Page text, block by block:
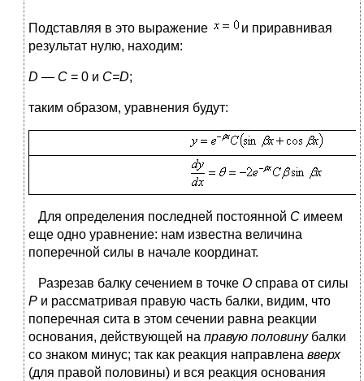
Подставляя в это выражение
и приравнивая
результат нулю, находим:
D — С = 0 и C=D;
таким образом, уравнения будут:
Для определения последней постоянной С имеем
еще одно уравнение: нам известна величина
поперечной силы в начале координат.
Разрезав балку сечением в точке О справа от силы
Р и рассматривая правую часть балки, видим, что
поперечная сита в этом сечении равна реакции
основания, действующей на правую половинубалки
со знаком минус; так как реакция направлена вверх
(для правой половины) и вся реакция основания